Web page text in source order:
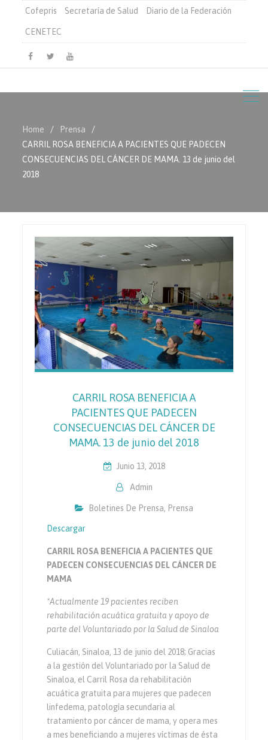
Cofepris Secretaría de Salud Diario de la Federación
CENETEC
Facebook
TwitterYoutube
Home
Prensa
CARRIL ROSA BENEFICIA A PACIENTES QUE PADECEN
CONSECUENCIAS DEL CÁNCER DE MAMA. 13 de junio del
2018
CARRIL ROSA BENEFICIA A
PACIENTES QUE PADECEN
CONSECUENCIAS DEL CÁNCER DE
MAMA. 13 de junio del 2018
Junio 13, 2018
Admin
Boletines De Prensa, Prensa
Descargar
CARRIL ROSA BENEFICIA A PACIENTES QUE
PADECEN CONSECUENCIAS DEL CÁNCER DE
MAMA
*Actualmente 19 pacientes reciben
rehabilitación acuática gratuita y apoyo de
parte del Voluntariado por la Salud de Sinaloa
Culiacán, Sinaloa, 13 de junio del 2018; Gracias
a la gestión del Voluntariado por la Salud de
Sinaloa, el Carril Rosa da rehabilitación
acuática gratuita para mujeres que padecen
linfedema, patología secundaria al
tratamiento por cáncer de mama, y opera mes
a mes beneficiando a mujeres víctimas de ésta